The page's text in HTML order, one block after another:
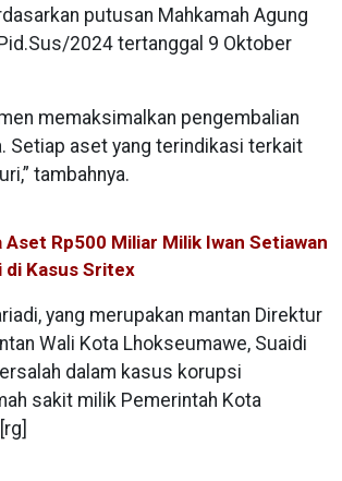
putusan Mahkamah Agung
2024 tertanggal 9 Oktober
memaksimalkan pengembalian
Setiap aset yang terindikasi terkait
tambahnya.
Aset Rp500 Miliar Milik Iwan Setiawan
di Kasus Sritex
yang merupakan mantan Direktur
Wali Kota Lhokseumawe, Suaidi
dalam kasus korupsi
sakit milik Pemerintah Kota